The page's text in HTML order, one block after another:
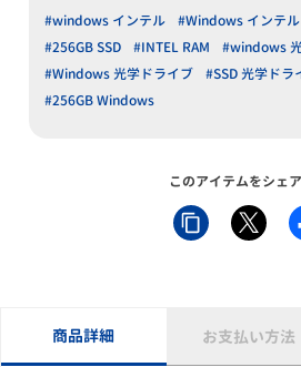
#windows インテル #Windows インテル
#256GB SSD
#INTEL RAM
#windows
#Windows 光学ドライブ
#SSD 光学ドラ
#256GB Windows
このアイテムをシェ
商品詳細 お支払い方法